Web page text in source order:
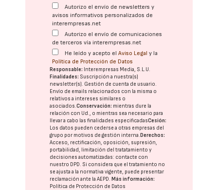
Autorizo el envío de newsletters y
avisos informativos personalizados de
interempresas.net
Autorizo el envío de comunicaciones
de terceros vía interempresas.net
He leído y acepto elAviso Legal y la
Política de Protección de Datos
Responsable: Interempresas Media, S.L.U.
Finalidades: Suscripción a nuestra(s)
newsletter(s). Gestión de cuenta de usuario.
Envío de emails relacionados con la misma o
relativos a intereses similares o
asociados.Conservación: mientras dure la
relación con Ud., o mientras sea necesario para
llevar a cabo las finalidades especificadasCesión:
Los datos pueden cederse a otras empresas del
grupo por motivos de gestión interna.Derechos:
Acceso, rectificación, oposición, supresión,
portabilidad, limitación del tratatamiento y
decisiones automatizadas: contacte con
nuestro DPD. Si considera que el tratamiento no
se ajusta a la normativa vigente, puede presentar
reclamación ante laAEPD.Más información:
Política de Protección de Datos